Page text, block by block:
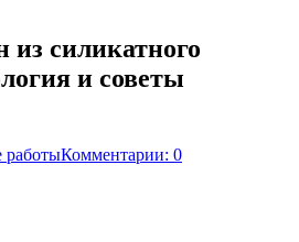
из силикатного
и советы
работыКомментарии: 0